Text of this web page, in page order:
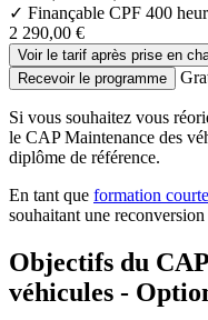
✓ Finançable CPF 400
2 290,00 €
Voir le tarif après prise en
Recevoir le programme
Si vous souhaitez vous
le CAP Maintenance des
diplôme de référence.
En tant que formation courte
souhaitant une reconversion
Objectifs du
véhicules -